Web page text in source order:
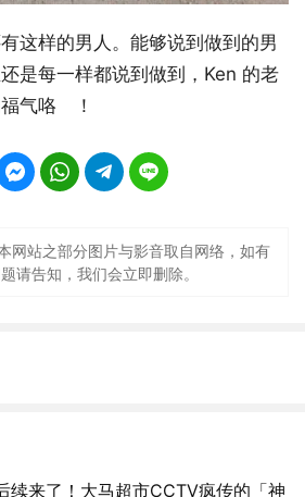
这样的男人。能够说到做到的男
是每一样都说到做到，Ken 的老
气咯 ！
网站之部分图片与影音取自网络，如有
请告知，我们会立即删除。
续来了！大马超市CCTV疯传的「神